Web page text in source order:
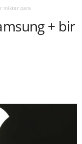
miktar para
+ bir